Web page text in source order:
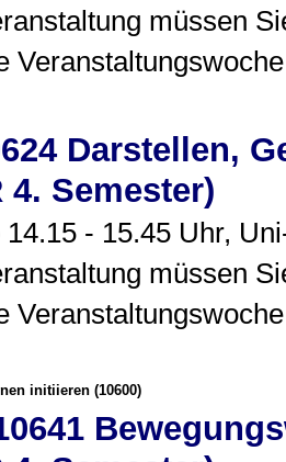
müssen
Veranstaltungswoche
Darstellen,
4. Semester)
14.15 - 15.45 Uhr,
müssen
Veranstaltungswoche
initiieren (10600)